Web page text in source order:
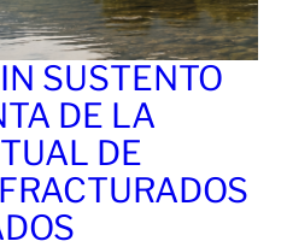
SUSTENTO
DE LA
DE